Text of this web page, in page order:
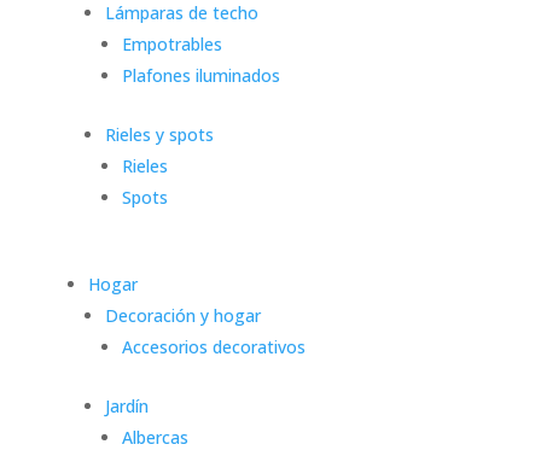
Lámparas de techo
Empotrables
Plafones iluminados
Rieles y spots
Rieles
Spots
Hogar
Decoración y hogar
Accesorios decorativos
Jardín
Albercas